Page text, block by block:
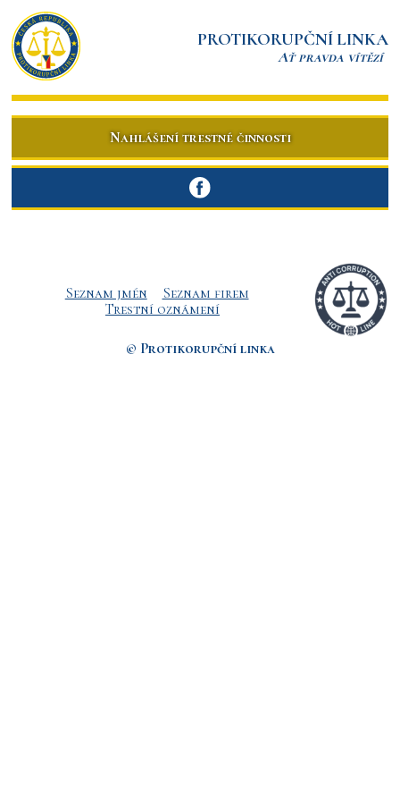
PROTIKORUPČNÍ LINKA
Ať pravda vítězí
Nahlášení trestné činnosti
Seznam jmén
Seznam firem
Trestní oznámení
© Protikorupční linka